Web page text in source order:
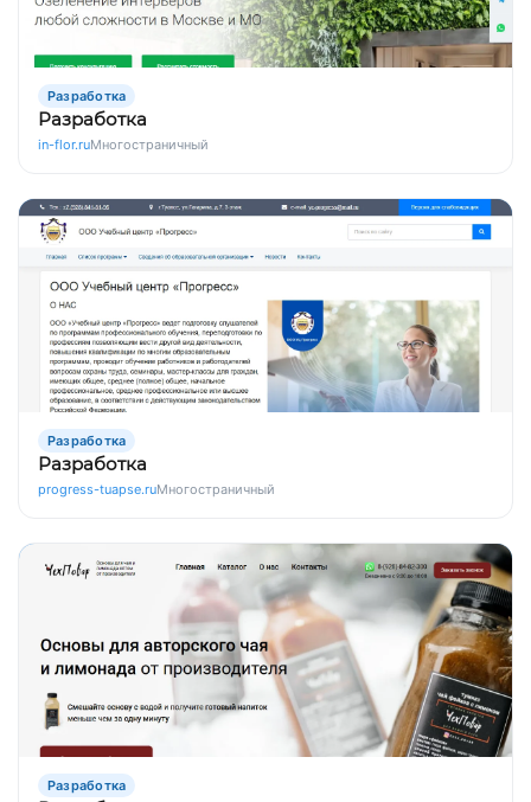
Разработка
Разработка
in-flor.ruМногостраничный
Разработка
Разработка
progress-tuapse.ruМногостраничный
Разработка